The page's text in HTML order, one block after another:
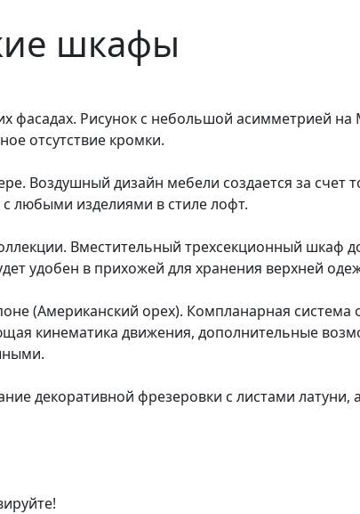
шкафы
фасадах. Рисунок с небольшой асимметрией
отсутствие кромки.
Воздушный дизайн мебели создается за счет
любыми изделиями в стиле лофт.
Вместительный трехсекционный шкаф
удобен в прихожей для хранения верхней
(Американский орех). Компланарная система
кинематика движения, дополнительные
декоративной фрезеровки с листами латуни,